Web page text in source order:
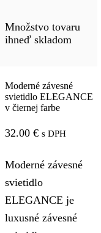
Množstvo tovaru
ihneď skladom
Moderné závesné
svietidlo ELEGANCE
v čiernej farbe
32.00 € s DPH
Moderné závesné
svietidlo
ELEGANCE je
luxusné závesné